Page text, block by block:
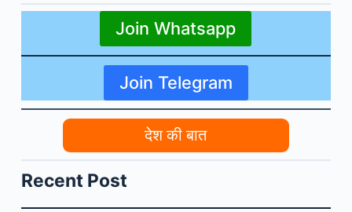
Join Whatsapp
Join Telegram
देश की बात
Recent Post